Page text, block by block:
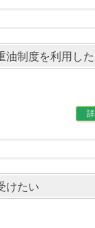
油制度を利用し
けたい